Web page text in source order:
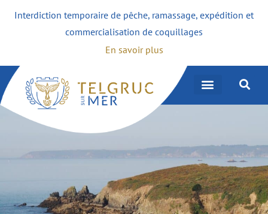
Interdiction temporaire de pêche, ramassage, expédition et
commercialisation de coquillages
En savoir plus